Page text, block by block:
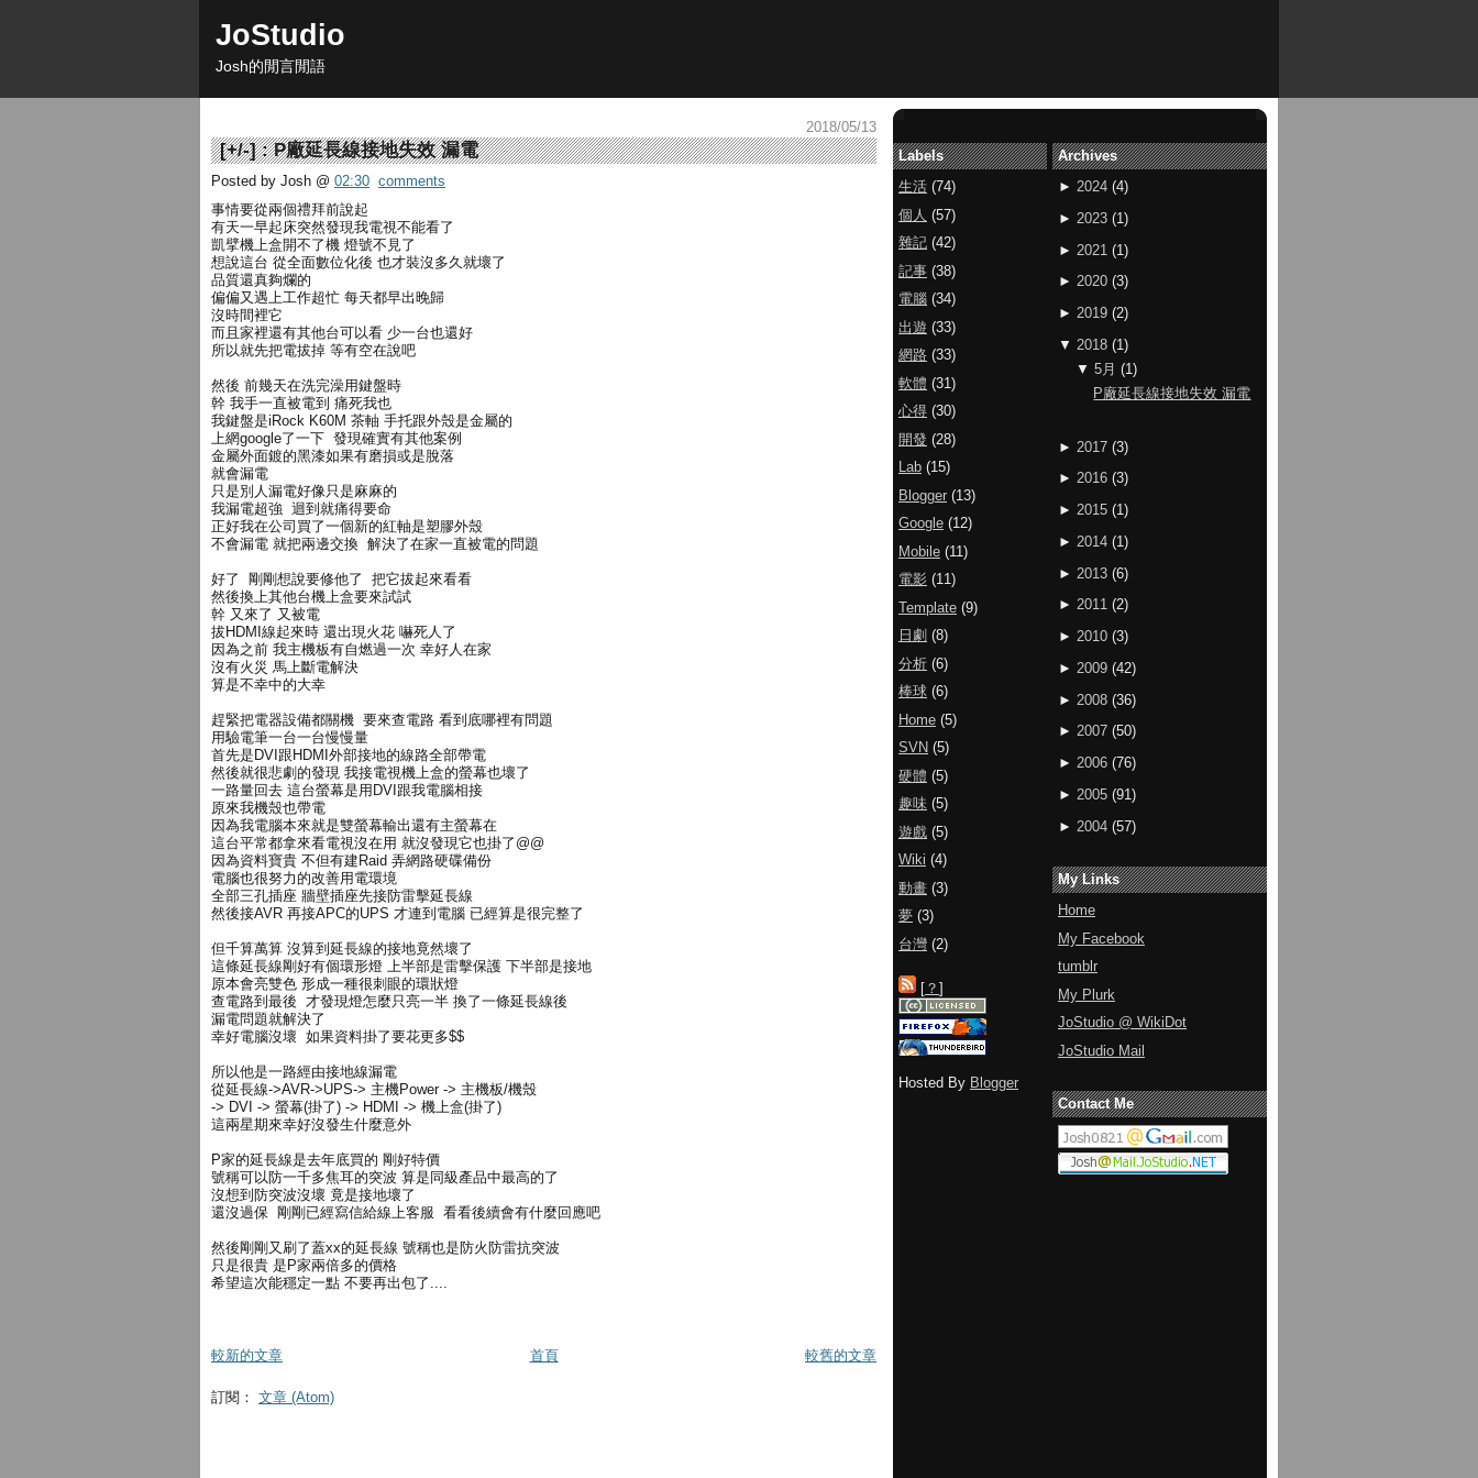
JoStudio
Josh的閒言閒語
2018/05/13
[+/-] :P廠延長線接地失效 漏電
Posted by Josh @ 02:30 comments
事情要從兩個禮拜前說起
有天一早起床突然發現我電視不能看了
凱擘機上盒開不了機 燈號不見了
想說這台 從全面數位化後 也才裝沒多久就壞了
品質還真夠爛的
偏偏又遇上工作超忙 每天都早出晚歸
沒時間裡它
而且家裡還有其他台可以看 少一台也還好
所以就先把電拔掉 等有空在說吧
然後 前幾天在洗完澡用鍵盤時
幹 我手一直被電到 痛死我也
我鍵盤是iRock K60M 茶軸 手托跟外殼是金屬的
上網google了一下 發現確實有其他案例
金屬外面鍍的黑漆如果有磨損或是脫落
就會漏電
只是別人漏電好像只是麻麻的
我漏電超強 迴到就痛得要命
正好我在公司買了一個新的紅軸是塑膠外殼
不會漏電 就把兩邊交換 解決了在家一直被電的問題
好了 剛剛想說要修他了 把它拔起來看看
然後換上其他台機上盒要來試試
幹 又來了 又被電
拔HDMI線起來時 還出現火花 嚇死人了
因為之前 我主機板有自燃過一次 幸好人在家
沒有火災 馬上斷電解決
算是不幸中的大幸
趕緊把電器設備都關機 要來查電路 看到底哪裡有問題
用驗電筆一台一台慢慢量
首先是DVI跟HDMI外部接地的線路全部帶電
然後就很悲劇的發現 我接電視機上盒的螢幕也壞了
一路量回去 這台螢幕是用DVI跟我電腦相接
原來我機殼也帶電
因為我電腦本來就是雙螢幕輸出還有主螢幕在
這台平常都拿來看電視沒在用 就沒發現它也掛了@@
因為資料寶貴 不但有建Raid 弄網路硬碟備份
電腦也很努力的改善用電環境
全部三孔插座 牆壁插座先接防雷擊延長線
然後接AVR 再接APC的UPS 才連到電腦 已經算是很完整了
但千算萬算 沒算到延長線的接地竟然壞了
這條延長線剛好有個環形燈 上半部是雷擊保護 下半部是接地
原本會亮雙色 形成一種很刺眼的環狀燈
查電路到最後 才發現燈怎麼只亮一半 換了一條延長線後
漏電問題就解決了
幸好電腦沒壞 如果資料掛了要花更多$$
所以他是一路經由接地線漏電
從延長線->AVR->UPS-> 主機Power -> 主機板/機殼
-> DVI -> 螢幕(掛了) -> HDMI -> 機上盒(掛了)
這兩星期來幸好沒發生什麼意外
P家的延長線是去年底買的 剛好特價
號稱可以防一千多焦耳的突波 算是同級產品中最高的了
沒想到防突波沒壞 竟是接地壞了
還沒過保 剛剛已經寫信給線上客服 看看後續會有什麼回應吧
然後剛剛又刷了蓋xx的延長線 號稱也是防火防雷抗突波
只是很貴 是P家兩倍多的價格
希望這次能穩定一點 不要再出包了....
較新的文章 較舊的文章
首頁
訂閱： 文章 (Atom)
Archives
► 2024 (4)
► 2023 (1 )
► 2021 (1)
► 2020 (3)
► 2019 (2)
▼ 2018 (1 )
▼ 5月 (1)
P廠延長線接地失效 漏電
► 2017 (3)
► 2016 (3)
► 2015 (1)
► 2014 (1 )
► 2013 (6)
► 2011 (2)
► 2010 (3)
► 2009 (42)
► 2008 (36)
► 2007 (50)
► 2006 (76)
► 2005 (91 )
► 2004 (57)
My Links
Home
My Facebook
tumblr
My Plurk
JoStudio @ WikiDot
JoStudio Mail
Contact Me
Labels
生活 (74)
個人 (57)
雜記 (42)
記事 (38)
電腦 (34)
出遊 (33)
網路 (33)
軟體 (31)
心得 (30)
開發 (28)
Lab (15)
Blogger (13)
Google (12)
Mobile (11)
電影 (11)
Template (9)
日劇 (8)
分析 (6)
棒球 (6)
Home (5)
SVN (5)
硬體 (5)
趣味 (5)
遊戲 (5)
Wiki (4)
動畫 (3)
夢 (3)
台灣 (2)
[ ？ ]
Hosted By Blogger